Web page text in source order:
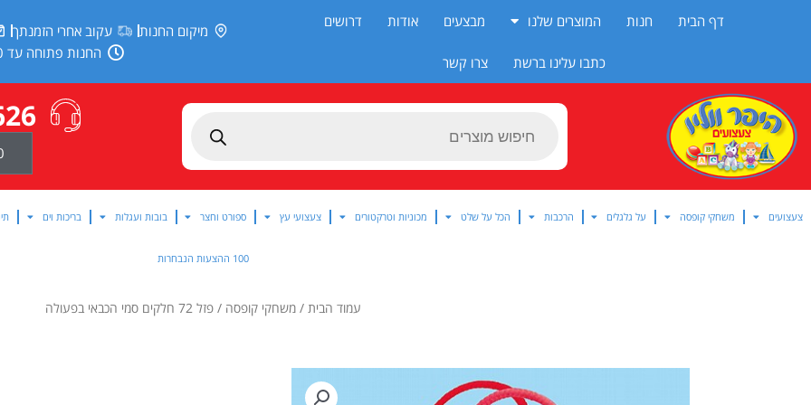
דף הבית חנות המוצרים שלנו מבצעים אודות דרושים
כתבו עלינו ברשת צרו קשר
מיקום החנות עקוב אחרי הזמנתך
החנות פתוחה עד 20:00
Products
צעצועים משחקי קופסה על גלגלים הרכבות הכל על שלט מכוניות וטרקטורים צעצועי עץ ספורט וחצר בובות ועגלות בריכות וים
100 ההצעות הנבחרות
עמוד הבית /משחקי קופסה / פזל 72 חלקים סמי הכבאי בפעולה